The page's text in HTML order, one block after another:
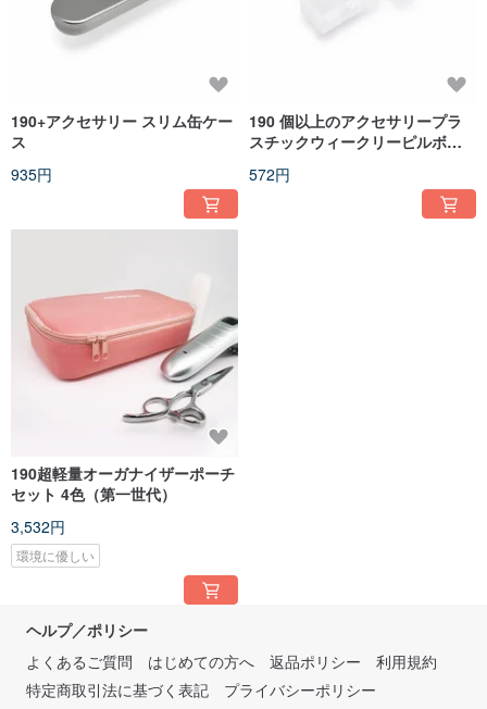
190+アクセサリー スリム缶ケー
ス
935円
190 個以上のアクセサリープラ
スチックウィークリーピルボッ
ト
572円
190超軽量オーガナイザーポーチ
セット 4色（第一世代）
3,532円
環境に優しい
ヘルプ／ポリシー
よくあるご質問
はじめての方へ 返品ポリシー
利用規約
特定商取引法に基づく表記
プライバシーポリシー